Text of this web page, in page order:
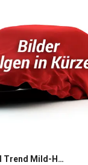
Hybrid (EURO 6d)(OPF)